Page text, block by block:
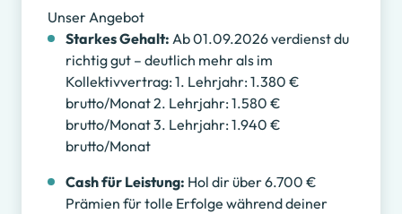
Unser Angebot
Starkes Gehalt: Ab 01.09.2026 verdienst du
richtig gut – deutlich mehr als im
Kollektivvertrag: 1. Lehrjahr: 1.380 €
brutto/Monat 2. Lehrjahr: 1.580 €
brutto/Monat 3. Lehrjahr: 1.940 €
brutto/Monat
Cash für Leistung: Hol dir über 6.700 €
Prämien für tolle Erfolge während deiner